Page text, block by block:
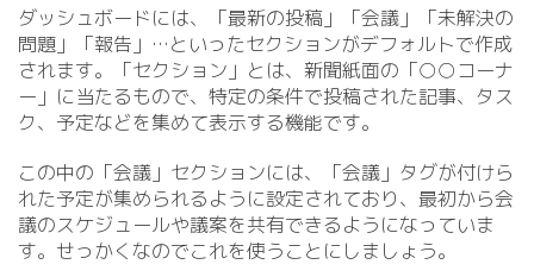
ダッシュボードには、「最新の投稿」「会議」「未解決の
問題」「報告」…といったセクションがデフォルトで作成
されます。「セクション」とは、新聞紙面の「○○コーナ
ー」に当たるもので、特定の条件で投稿された記事、タス
ク、予定などを集めて表示する機能です。
この中の「会議」セクションには、「会議」タグが付けら
れた予定が集められるように設定されており、最初から会
議のスケジュールや議案を共有できるようになっていま
す。せっかくなのでこれを使うことにしましょう。